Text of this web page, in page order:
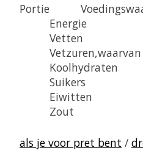
Portie
Energie
Vetten
Koolhydraten
Suikers
Eiwitten
Zout
als je voor pret bent /